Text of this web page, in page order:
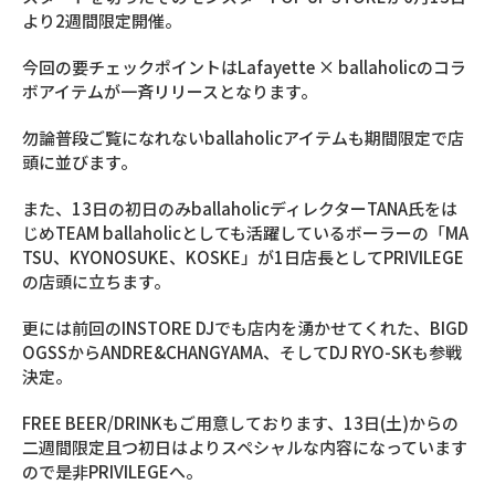
より2週間限定開催。
今回の要チェックポイントはLafayette × ballaholicのコラ
ボアイテムが一斉リリースとなります。
勿論普段ご覧になれないballaholicアイテムも期間限定で店
頭に並びます。
また、13日の初日のみballaholicディレクターTANA氏をは
じめTEAM ballaholicとしても活躍しているボーラーの「MA
TSU、KYONOSUKE、KOSKE」が1日店長としてPRIVILEGE
の店頭に立ちます。
更には前回のINSTORE DJでも店内を湧かせてくれた、BIGD
OGSSからANDRE&CHANGYAMA、そしてDJ RYO-SKも参戦
決定。
FREE BEER/DRINKもご用意しております、13日(土)からの
二週間限定且つ初日はよりスペシャルな内容になっています
ので是非PRIVILEGEへ。